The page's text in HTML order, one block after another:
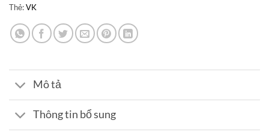
Thẻ:VK
Mô tả
Thông tin bổ sung